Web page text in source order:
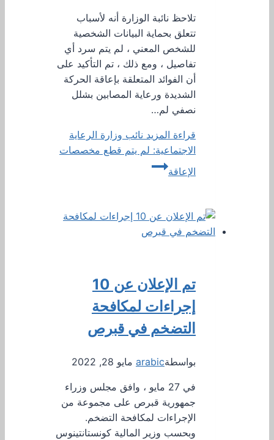
تلاحظ نائبة الوزارة أنه لأسباب
تتعلق بحماية البيانات الشخصية
للشخص المعني ، لم يتم سرد أي
تفاصيل ، ومع ذلك ، تم التأكيد على
أن الفوائد المتعلقة بإعاقة الحركة
الشديدة ورعاية المصابين بشلل
نصفي لم…
قراءة المزيد نائب وزارة الرعاية
الاجتماعية: لم يتم قطع مخصصات
الإعاقة
تم الإعلان عن 10
إجراءات لمكافحة
التضخم في قبرص
بواسطةarabic مايو 28, 2022
في 27 مايو ، وافق مجلس وزراء
جمهورية قبرص على مجموعة من
الإجراءات لمكافحة التضخم.
وبحسب وزير المالية كونستانتينوس